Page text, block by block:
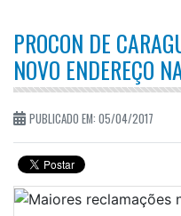
PROCON DE
NOVO ENDEREÇO
PUBLICADO EM: 05/04/2017